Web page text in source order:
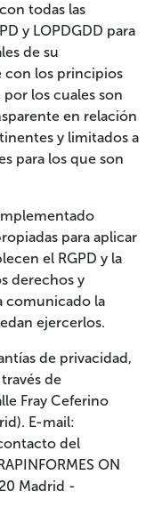
todas las
y LOPDGDD para
de su
con los principios
los cuales son
en relación
y limitados a
para los que son
implementado
para aplicar
el RGPD y la
derechos y
comunicado la
ejercerlos.
de privacidad,
de
Fray Ceferino
E-mail:
del
ON
Madrid -